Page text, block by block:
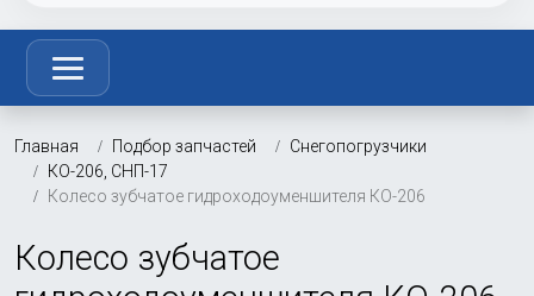
Главная Подбор запчастей
Снегопогрузчики
КО-206, СНП-17
Колесо зубчатое гидроходоуменшителя КО-206
Колесо зубчатое